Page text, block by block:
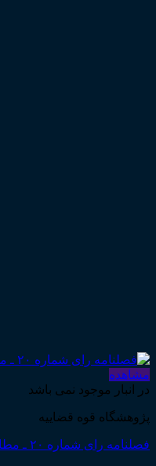
مشاهده
در انبار موجود نمی باشد
پژوهشگاه قوه قضاییه
فصلنامه رای شماره ۲۰ ـ مطالعات آرای قضایی ـ پاییز ۱۳۹۶